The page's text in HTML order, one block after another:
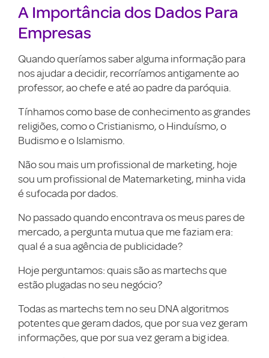
A Importância dos Dados Para
Empresas
Quando queríamos saber alguma informação para
nos ajudar a decidir, recorríamos antigamente ao
professor, ao chefe e até ao padre da paróquia.
Tínhamos como base de conhecimento as grandes
religiões, como o Cristianismo, o Hinduísmo, o
Budismo e o Islamismo.
Não sou mais um profissional de marketing, hoje
sou um profissional de Matemarketing, minha vida
é sufocada por dados.
No passado quando encontrava os meus pares de
mercado, a pergunta mutua que me faziam era:
qual é a sua agência de publicidade?
Hoje perguntamos: quais são as martechs que
estão plugadas no seu negócio?
Todas as martechs tem no seu DNA algoritmos
potentes que geram dados, que por sua vez geram
informações, que por sua vez geram a big idea.